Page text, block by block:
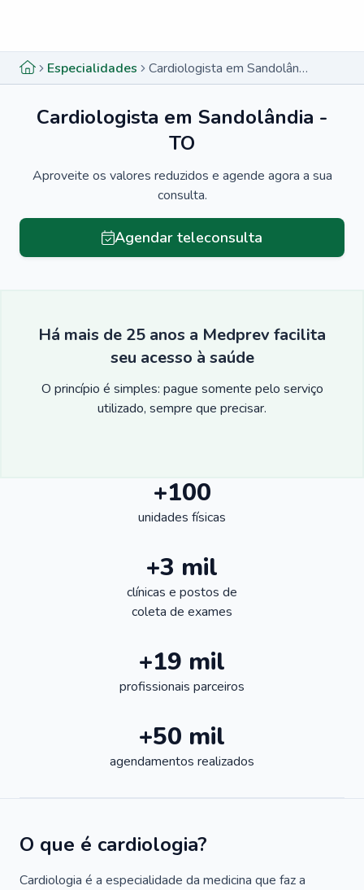
Especialidades Cardiologista em Sandolândia - TO
Cardiologista em Sandolândia -
TO
Aproveite os valores reduzidos e agende agora a sua
consulta.
Agendar teleconsulta
Há mais de 25 anos a Medprev facilita
seu acesso à saúde
O princípio é simples: pague somente pelo serviço
utilizado, sempre que precisar.
+100
unidades físicas
+3 mil
clínicas e postos de
coleta de exames
+19 mil
profissionais parceiros
+50 mil
agendamentos realizados
O que é cardiologia?
Cardiologia é a especialidade da medicina que faz a